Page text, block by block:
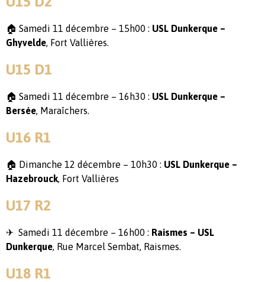
🏠 Samedi 11 décembre – 15h00 : USL Dunkerque –
Ghyvelde, Fort Vallières.
U15 D1
🏠 Samedi 11 décembre – 16h30 : USL Dunkerque –
Bersée, Maraîchers.
U16 R1
🏠 Dimanche 12 décembre – 10h30 : USL Dunkerque –
Hazebrouck, Fort Vallières
U17 R2
✈ Samedi 11 décembre – 16h00 : Raismes – USL
Dunkerque, Rue Marcel Sembat, Raismes.
U18 R1